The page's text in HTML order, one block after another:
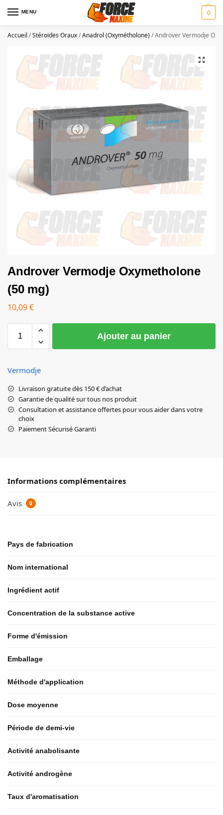
MENU 0
Accueil /Stéroïdes Oraux/Anadrol (Oxymétholone)/Androver Vermodje
Androver Vermodje Oxymetholone
(50 mg)
10,09€
Ajouter au panier
Vermodje
Livraison gratuite dès 150 € d’achat
Garantie de qualité sur tous nos produit
Consultation et assistance offertes pour vous aider dans votre
choix
Paiement Sécurisé Garanti
Informations complémentaires
Avis 0
Pays de fabrication
Nom international
Ingrédient actif
Concentration de la substance active
Forme d'émission
Emballage
Méthode d'application
Dose moyenne
Période de demi-vie
Activité anabolisante
Activité androgène
Taux d'aromatisation